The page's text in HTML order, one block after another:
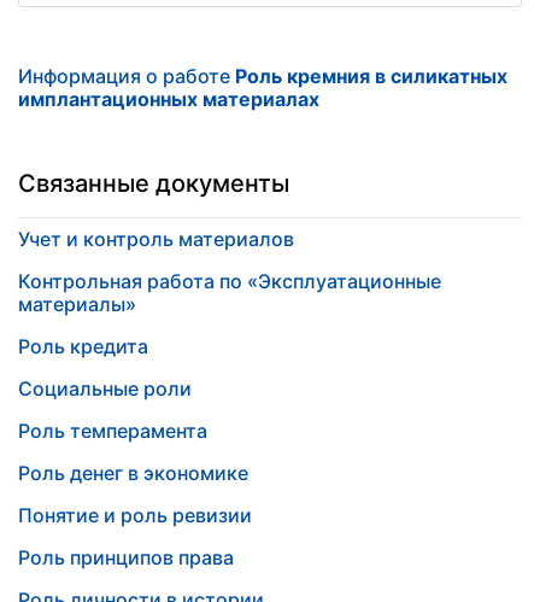
Информация о работе Роль кремния в силикатных
имплантационных материалах
Связанные документы
Учет и контроль материалов
Контрольная работа по «Эксплуатационные
материалы»
Роль кредита
Социальные роли
Роль темперамента
Роль денег в экономике
Понятие и роль ревизии
Роль принципов права